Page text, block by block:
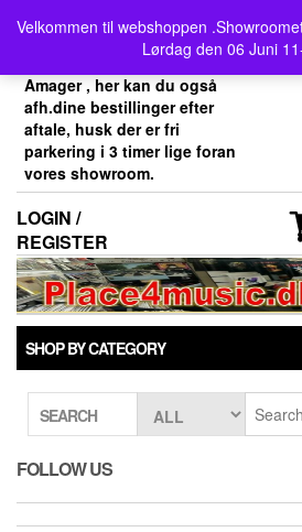
content
Velkommen til webshoppen
Lørdag den 06 Juni
Velkommen her i
Place4music`s webshop .
Vores showroom ligger på
Amager , her kan du også
afh.dine bestillinger efter
aftale, husk der er fri
parkering i 3 timer lige foran
vores showroom.
LOGIN /
REGISTER
SHOP BY CATEGORY
SEARCH
FOLLOW US